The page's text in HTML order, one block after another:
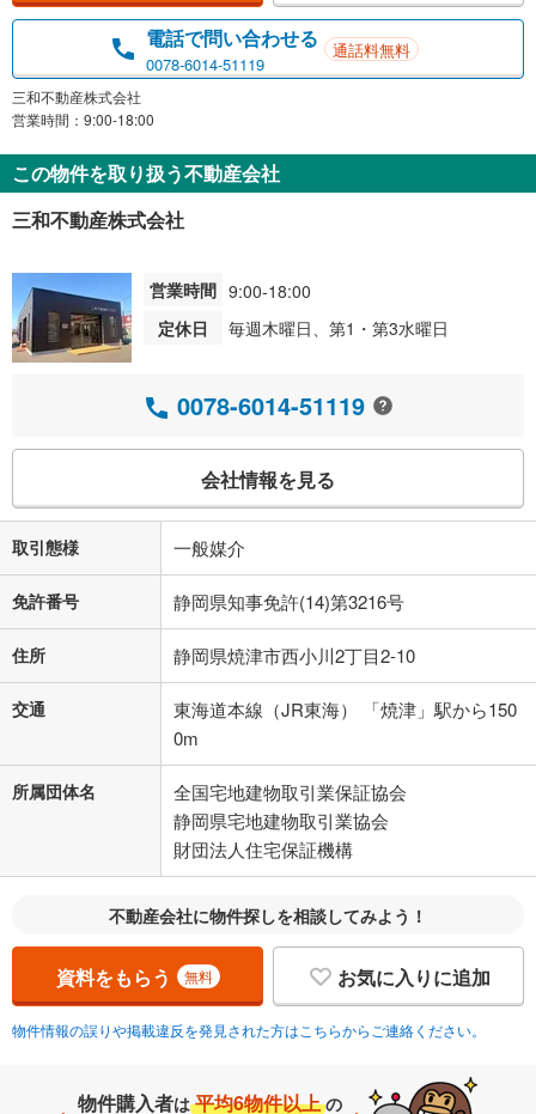
電話で問い合わせる
0078-6014-51119
通話料無料
三和不動産株式会社
営業時間：9:00-18:00
この物件を取り扱う不動産会社
三和不動産株式会社
営業時間 9:00-18:00
定休日
毎週木曜日、第1・第3水曜日
0078-6014-51119
会社情報を見る
取引態様 一般媒介
免許番号 静岡県知事免許(14)第3216号
住所 静岡県焼津市西小川2丁目2-10
交通
東海道本線（JR東海） 「焼津」駅から150
0m
所属団体名
全国宅地建物取引業保証協会
静岡県宅地建物取引業協会
財団法人住宅保証機構
不動産会社に物件探しを相談してみよう！
資料をもらう 無料 お気に入りに追加
物件情報の誤りや掲載違反を発見された方はこちらからご連絡ください。
物件購入者は 平均6物件以上 の